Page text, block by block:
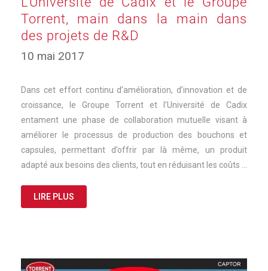
Torrent, main dans la main dans
des projets de R&D
10 mai 2017
Dans cet effort continu d’amélioration, d’innovation et de
croissance, le Groupe Torrent et l’Université de Cadix
entament une phase de collaboration mutuelle visant à
améliorer le processus de production des bouchons et
capsules, permettant d’offrir par là même, un produit
adapté aux besoins des clients, tout en réduisant les coûts …
LIRE PLUS